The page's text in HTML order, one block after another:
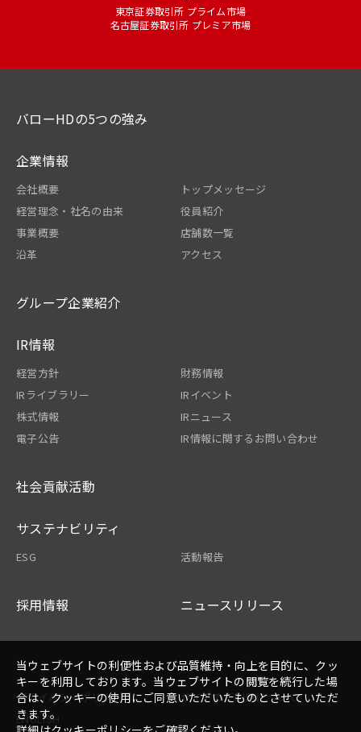
東京証券取引所 プライム市場
名古屋証券取引所 プレミア市場
バローHDの5つの強み
企業情報
会社概要
トップメッセージ
経営理念・社名の由来
役員紹介
事業概要
店舗数一覧
沿革
アクセス
グループ企業紹介
IR情報
経営方針
財務情報
IRライブラリー
IRイベント
株式情報
IRニュース
電子公告
IR情報に関するお問い合わせ
社会貢献活動
サステナビリティ
ESG 活動報告
採用情報 ニュースリリース
プライバシーポリシー
サイトのご利用について
ENGLISH
当ウェブサイトの利便性および品質維持・向上を目的に、クッ
キーを利用しております。当ウェブサイトの閲覧を続行した場
合は、クッキーの使用にご同意いただいたものとさせていただ
きます。